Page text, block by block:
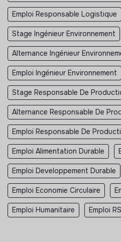
Emploi Responsable Logistique
Stage Ingénieur Environnement
Alternance Ingénieur
Emploi Ingénieur Environnement
Stage Responsable De
Alternance Responsable De
Emploi Responsable De
Emploi Alimentation Durable
Emploi Developpement Durable
Emploi Economie Circulaire
Emploi Humanitaire Emploi